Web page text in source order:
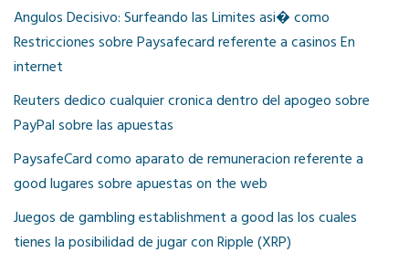
Angulos Decisivo: Surfeando las Limites asi� como
Restricciones sobre Paysafecard referente a casinos En
internet
Reuters dedico cualquier cronica dentro del apogeo sobre
PayPal sobre las apuestas
PaysafeCard como aparato de remuneracion referente a
good lugares sobre apuestas on the web
Juegos de gambling establishment a good las los cuales
tienes la posibilidad de jugar con Ripple (XRP)